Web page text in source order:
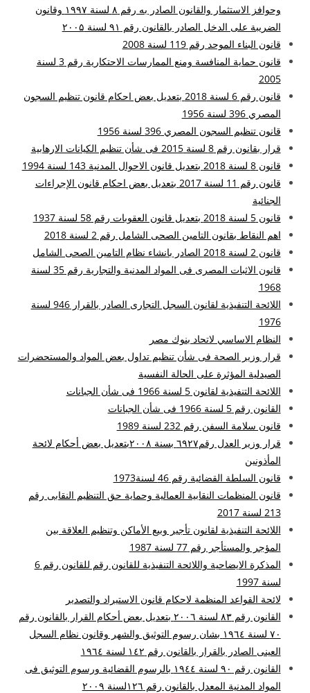
وحوافز الاستثمار والقانون الصادر به رقم ۸ لسنة ۱۹۹۷ وقانون
الضريبة على الدخل الصادر بالقانون رقم ۹۱ لسنة ۲۰۰۵
قانون البناء الموحد رقم 119 لسنة 2008
قانون حماية المنافسة ومنع الممارسات الاحتكارية رقم 3 لسنة
2005
قانون رقم 6 لسنة 2018 بتعديل بعض احكام قانون تنظيم السجون
المصري 396 لسنة 1956
قانون تنظيم السجون المصري 396 لسنة 1956
قرار بقانون رقم 8 لسنة 2015 فى شأن تنظيم الكيانات الارهابية
قانون 8 لسنة 2018 بتعديل قانون الاحوال المدنية 143 لسنة 1994
قانون رقم 11 لسنة 2017 بتعديل بعض احكام قانون الإجراءات
الجنائية
قانون 5 لسنة 2018 بتعديل قانون العقوبات رقم 58 لسنة 1937
اهم النقاط بقانون التامين الصحى الشامل رقم 2 لسنة 2018
قانون 2 لسنة 2018 الصادر بانشاء نظام التامين الصحى الشامل
قانون الاثبات المصرى فى المواد المدنية والتجارية رقم 35 لسنة
1968
اللائحة التنفيذية لقانون السجل التجارى الصادر بالقرار 946 لسنة
1976
النظام الاساسي لاتحاد بنوك مصر
قرار وزير الصحة فى شأن تنظيم تداول بعض المواد والمستحضرات
الصيدلية المؤثرة على الحالة النفسية
اللائحة التنفيذية لقانون 5 لسنة 1966 فى شأن الجبانات
القانون رقم 5 لسنة 1966 فى شأن الجبانات
قانون سلامة السفن رقم 232 لسنة 1989
قرار وزير العدل رقم٦۹۲۷ بسنة ۲۰۰۸بتعديل بعض أحكام لائحة
المأذونين
قانون السلطة القضائية رقم 46 لسنة1973
قانون المنظمات النقابية العمالية وحماية حق التنظيم النقابى رقم
213 لسنة 2017
اللائحة التنفيذية لقانون تأجير وبيع الأماكن وتنظيم العلاقة بين
المؤجر والمستأجر رقم 77 لسنة 1987
المذكرة الايضاحية واللائحة التنفيذية للقانون رقم للقانون رقم 6
لسنة 1997
لائحة القواعد المنظمة لاحكام قانون الاستيراد والتصدير
القانون رقم ۸۳ لسنة ۲۰۰٦ بتعديل بعض أحكام القرار بالقانون رقم
۷۰ لسنة ۱۹٦٤ بشان رسوم التوثيق والشهر وقانون نظام السجل
العينى الصادر بالقرار بالقانون رقم ۱٤۲ لسنة ۱۹٦٤
القانون رقم ۹۰ لسنة ۱۹٤٤ بالرسوم القضائية ورسوم التوثيق فى
المواد المدنية المعدل بالقانون رقم ۱۲٦لسنة ۲۰۰۹